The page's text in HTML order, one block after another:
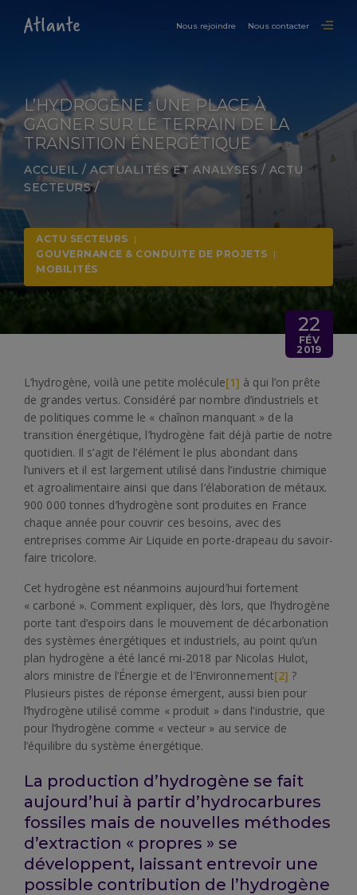
Nous rejoindre Nous contacter
L’HYDROGÈNE : UNE PLACE À
GAGNER SUR LE TERRAIN DE LA
TRANSITION ÉNERGÉTIQUE
ACCUEIL /ACTUALITÉS ET ANALYSES / ACTU
SECTEURS/
ACTU SECTEURS |
GOUVERNANCE & CONDUITE DE PROJETS |
MOBILITÉS
22
FÉV
2019
L’hydrogène, voilà une petite molécule[1] à qui l’on prête
de grandes vertus. Considéré par nombre d’industriels et
de politiques comme le « chaînon manquant » de la
transition énergétique, l’hydrogène fait déjà partie de notre
quotidien. Il s’agit de l’élément le plus abondant dans
l’univers et il est largement utilisé dans l’industrie chimique
et agroalimentaire ainsi que dans l’élaboration de métaux.
900 000 tonnes d’hydrogène sont produites en France
chaque année pour couvrir ces besoins, avec des
entreprises comme Air Liquide en porte-drapeau du savoir-
faire tricolore.
Cet hydrogène est néanmoins aujourd’hui fortement
« carboné ». Comment expliquer, dès lors, que l’hydrogène
porte tant d’espoirs dans le mouvement de décarbonation
des systèmes énergétiques et industriels, au point qu’un
plan hydrogène a été lancé mi-2018 par Nicolas Hulot,
alors ministre de l’Énergie et de l’Environnement[2] ?
Plusieurs pistes de réponse émergent, aussi bien pour
l’hydrogène utilisé comme « produit » dans l’industrie, que
pour l’hydrogène comme « vecteur » au service de
l’équilibre du système énergétique.
La production d’hydrogène se fait
aujourd’hui à partir d’hydrocarbures
fossiles mais de nouvelles méthodes
d’extraction « propres » se
développent, laissant entrevoir une
possible contribution de l’hydrogène